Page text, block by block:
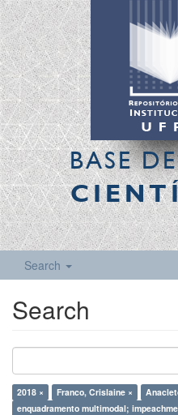
BASE
Search
Search
2018 × Franco, Crislaine ×
enquadramento multimodal;